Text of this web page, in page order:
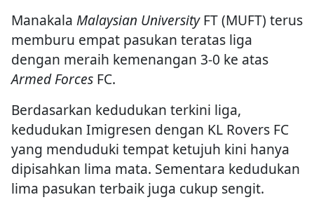
Manakala Malaysian UniversityFT (MUFT) terus
memburu empat pasukan teratas liga
dengan meraih kemenangan 3-0 ke atas
Armed Forces FC.
Berdasarkan kedudukan terkini liga,
kedudukan Imigresen dengan KL Rovers FC
yang menduduki tempat ketujuh kini hanya
dipisahkan lima mata. Sementara kedudukan
lima pasukan terbaik juga cukup sengit.